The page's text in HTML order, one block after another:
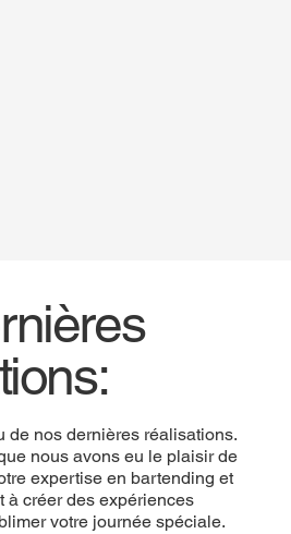
de nos dernières réalisations.
nous avons eu le plaisir de
expertise en bartending et
à créer des expériences
votre journée spéciale.